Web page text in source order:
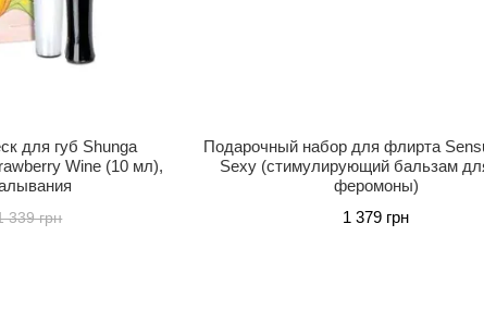
для губ Shunga
Wine (10 мл),
339 грн
Подарочный набор для флирта
Sexy (стимулирующий бальзам
феромоны)
1 379 грн